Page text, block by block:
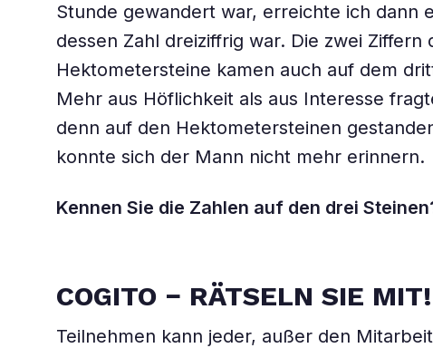
Stunde gewandert war, erreichte ich dann
dessen Zahl dreiziffrig war. Die zwei Ziffern
Hektometersteine kamen auch auf dem
Mehr aus Höflichkeit als aus Interesse
denn auf den Hektometersteinen
konnte sich der Mann nicht mehr erinnern.
Kennen Sie die Zahlen auf den drei
COGITO − RÄTSELN SIE MIT!
Teilnehmen kann jeder, außer den